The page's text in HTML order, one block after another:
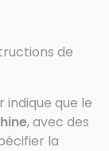
de
indique que le
, avec des
la